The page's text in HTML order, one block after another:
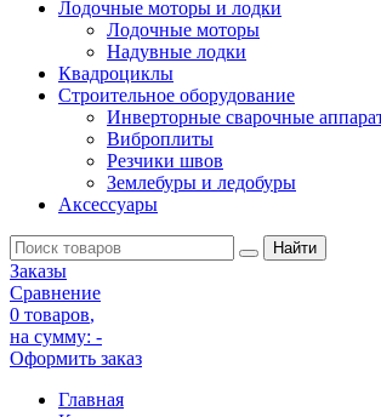
Лодочные моторы и лодки
Лодочные моторы
Надувные лодки
Квадроциклы
Строительное оборудование
Инверторные сварочные
Виброплиты
Резчики швов
Землебуры и ледобуры
Аксессуары
Заказы
Сравнение
0 товаров,
на сумму: -
Оформить заказ
Главная